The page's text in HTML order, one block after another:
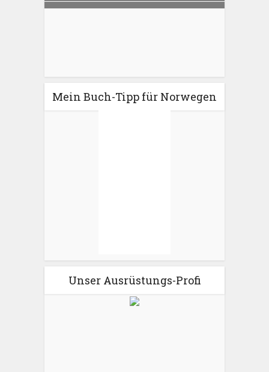
Mein Buch-Tipp für Norwegen
Unser Ausrüstungs-Profi